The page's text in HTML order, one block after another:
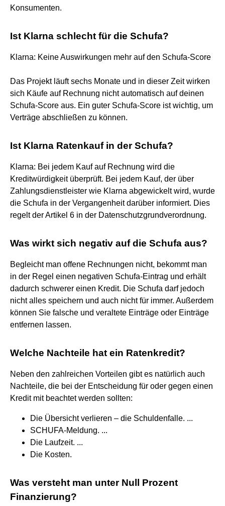
Konsumenten.
Ist Klarna schlecht für die Schufa?
Klarna: Keine Auswirkungen mehr auf den Schufa-Score
Das Projekt läuft sechs Monate und in dieser Zeit wirken
sich Käufe auf Rechnung nicht automatisch auf deinen
Schufa-Score aus. Ein guter Schufa-Score ist wichtig, um
Verträge abschließen zu können.
Ist Klarna Ratenkauf in der Schufa?
Klarna: Bei jedem Kauf auf Rechnung wird die
Kreditwürdigkeit überprüft. Bei jedem Kauf, der über
Zahlungsdienstleister wie Klarna abgewickelt wird, wurde
die Schufa in der Vergangenheit darüber informiert. Dies
regelt der Artikel 6 in der Datenschutzgrundverordnung.
Was wirkt sich negativ auf die Schufa aus?
Begleicht man offene Rechnungen nicht, bekommt man
in der Regel einen negativen Schufa-Eintrag und erhält
dadurch schwerer einen Kredit. Die Schufa darf jedoch
nicht alles speichern und auch nicht für immer. Außerdem
können Sie falsche und veraltete Einträge oder Einträge
entfernen lassen.
Welche Nachteile hat ein Ratenkredit?
Neben den zahlreichen Vorteilen gibt es natürlich auch
Nachteile, die bei der Entscheidung für oder gegen einen
Kredit mit beachtet werden sollten:
Die Übersicht verlieren – die Schuldenfalle. ...
SCHUFA-Meldung. ...
Die Laufzeit. ...
Die Kosten.
Was versteht man unter Null Prozent
Finanzierung?